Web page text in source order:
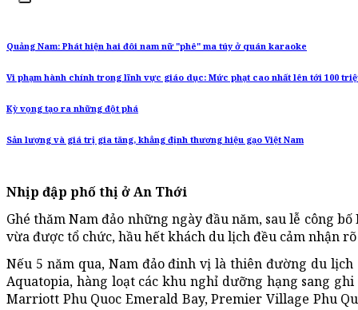
Quảng Nam: Phát hiện hai đôi nam nữ "phê" ma túy ở quán karaoke
Vi phạm hành chính trong lĩnh vực giáo dục: Mức phạt cao nhất lên tới 100
Kỳ vọng tạo ra những đột phá
Sản lượng và giá trị gia tăng, khẳng định thương hiệu gạo Việt Nam
Nhịp đập phố thị ở An Thới
Ghé thăm Nam đảo những ngày đầu năm, sau lễ công
vừa được tổ chức, hầu hết khách du lịch đều cảm nhận
Nếu 5 năm qua, Nam đảo đinh vị là thiên đường du
Aquatopia, hàng loạt các khu nghỉ dưỡng hạng sang
Marriott Phu Quoc Emerald Bay, Premier Village Phu